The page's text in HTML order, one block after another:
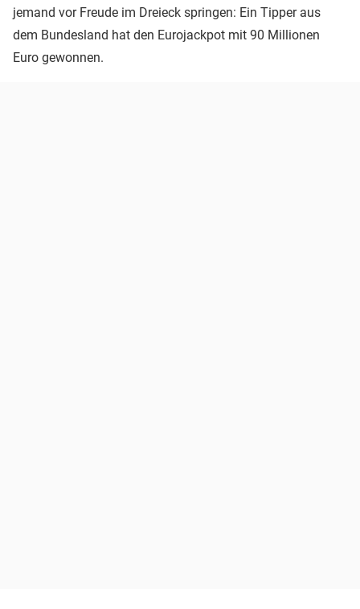
jemand vor Freude im Dreieck springen: Ein Tipper aus
dem Bundesland hat den Eurojackpot mit 90 Millionen
Euro gewonnen.